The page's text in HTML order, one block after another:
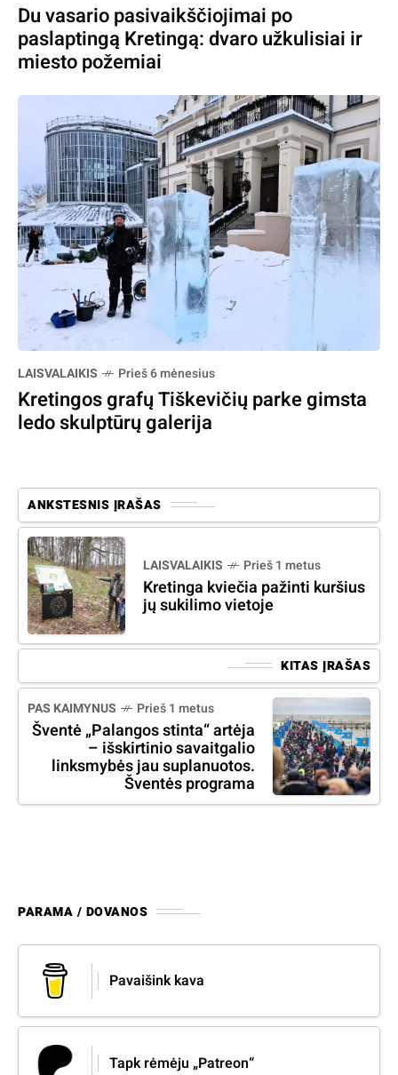
Du vasario pasivaikščiojimai po
paslaptingą Kretingą: dvaro užkulisiai ir
miesto požemiai
LAISVALAIKIS Prieš 6 mėnesius
Kretingos grafų Tiškevičių parke gimsta
ledo skulptūrų galerija
ANKSTESNIS ĮRAŠAS
LAISVALAIKIS Prieš 1 metus
Kretinga kviečia pažinti kuršius
jų sukilimo vietoje
KITAS ĮRAŠAS
PAS KAIMYNUS Prieš 1 metus
Šventė „Palangos stinta“ artėja
– išskirtinio savaitgalio
linksmybės jau suplanuotos.
Šventės programa
PARAMA / DOVANOS
Pavaišink kava
Tapk rėmėju „Patreon“